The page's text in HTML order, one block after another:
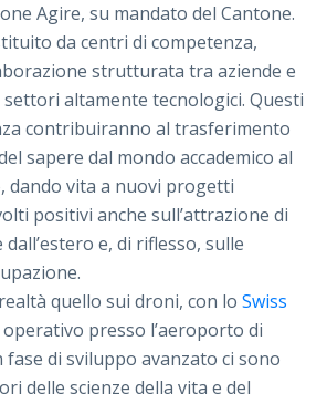
Agire, su mandato del Cantone.
da centri di competenza,
strutturata tra aziende e
altamente tecnologici. Questi
contribuiranno al trasferimento
sapere dal mondo accademico al
dando vita a nuovi progetti
positivi anche sull’attrazione di
e, di riflesso, sulle
quello sui droni, con lo Swiss
operativo presso l’aeroporto di
di sviluppo avanzato ci sono
delle scienze della vita e del